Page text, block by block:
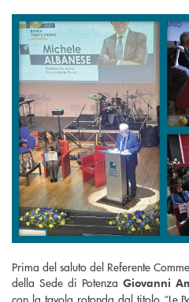
Prima del saluto del Referente
della Sede di Potenza Giovanni
con la tavola rotonda dal titolo “Le